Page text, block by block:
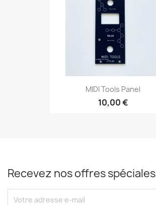
MIDI Tools Panel
10,00 €
Recevez nos offres spéciales